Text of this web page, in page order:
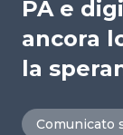
PA e
ancora
la
Comunicato